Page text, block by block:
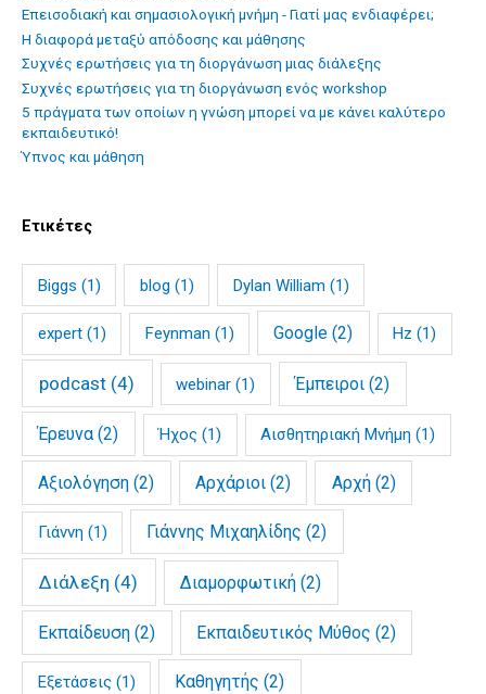
Επεισοδιακή και σημασιολογική μνήμη - Γιατί μας ενδιαφέρει;
Η διαφορά μεταξύ απόδοσης και μάθησης
Συχνές ερωτήσεις για τη διοργάνωση μιας διάλεξης
Συχνές ερωτήσεις για τη διοργάνωση ενός workshop
5 πράγματα των οποίων η γνώση μπορεί να με κάνει καλύτερο
εκπαιδευτικό!
Ύπνος και μάθηση
Ετικέτες
Biggs (1) blog (1) Dylan William (1)
expert(1) Feynman (1) Google (2) Hz (1)
podcast (4) webinar (1) Έμπειροι (2)
Έρευνα(2) Ήχος (1) Αισθητηριακή Μνήμη (1)
Αξιολόγηση (2) Αρχάριοι (2) Αρχή(2)
Γιάννη (1) Γιάννης Μιχαηλίδης (2)
Διάλεξη (4) Διαμορφωτική (2)
Εκπαίδευση (2) Εκπαιδευτικός Μύθος (2)
Εξετάσεις(1) Καθηγητής (2)